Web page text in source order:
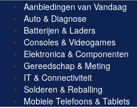
Aanbiedingen van Vandaag
Auto & Diagnose
Batterijen & Laders
Consoles & Videogames
Elektronica & Componenten
Gereedschap & Meting
IT & Connectiviteit
Solderen & Reballing
Mobiele Telefoons & Tablets